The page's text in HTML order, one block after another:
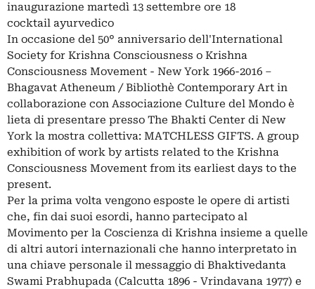
inaugurazione martedì 13 settembre ore 18
cocktail ayurvedico
In occasione del 50° anniversario dell'International
Society for Krishna Consciousness o Krishna
Consciousness Movement - New York 1966-2016 –
Bhagavat Atheneum / Bibliothè Contemporary Art in
collaborazione con Associazione Culture del Mondo è
lieta di presentare presso The Bhakti Center di New
York la mostra collettiva: MATCHLESS GIFTS. A group
exhibition of work by artists related to the Krishna
Consciousness Movement from its earliest days to the
present.
Per la prima volta vengono esposte le opere di artisti
che, fin dai suoi esordi, hanno partecipato al
Movimento per la Coscienza di Krishna insieme a quelle
di altri autori internazionali che hanno interpretato in
una chiave personale il messaggio di Bhaktivedanta
Swami Prabhupada (Calcutta 1896 - Vrindavana 1977) e